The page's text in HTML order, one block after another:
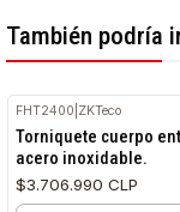
También podría
FHT2400 ZKTeco
Torniquete cuerpo
acero inoxidable.
$3.706.990 CLP